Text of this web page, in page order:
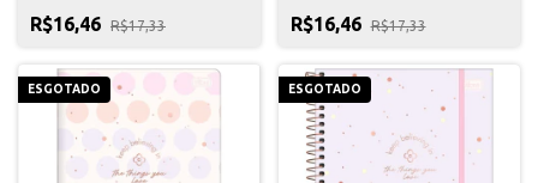
R$16,46 R$17,33 R$16,46 R$17,33
ESGOTADO ESGOTADO